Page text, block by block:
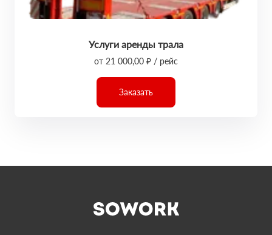
Услуги аренды трала
от 21 000,00 ₽ / рейс
Заказать